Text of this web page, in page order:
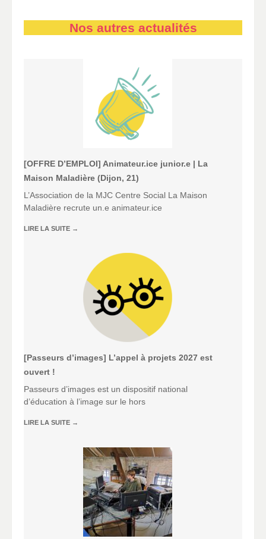
Nos autres actualités
[OFFRE D’EMPLOI] Animateur.ice junior.e | La
Maison Maladière (Dijon, 21)
L’Association de la MJC Centre Social La Maison
Maladière recrute un.e animateur.ice
LIRE LA SUITE →
[Passeurs d’images] L’appel à projets 2027 est
ouvert !
Passeurs d’images est un dispositif national
d’éducation à l’image sur le hors
LIRE LA SUITE →